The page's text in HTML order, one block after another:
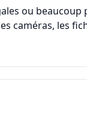
ou
caméras, les